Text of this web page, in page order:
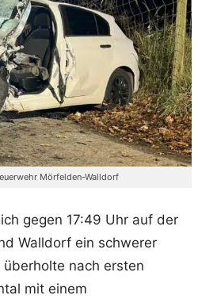
Mörfelden-Walldorf
gegen 17:49 Uhr auf der
Walldorf ein schwerer
nach ersten
mit einem